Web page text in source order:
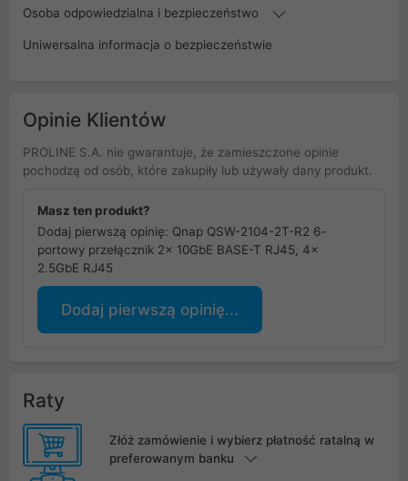
Osoba odpowiedzialna i bezpieczeństwo
Uniwersalna informacja o bezpieczeństwie
Opinie Klientów
PROLINE S.A. nie gwarantuje, że zamieszczone opinie
pochodzą od osób, które zakupiły lub używały dany produkt.
Masz ten produkt?
Dodaj pierwszą opinię: Qnap QSW-2104-2T-R2 6-
portowy przełącznik 2x 10GbE BASE-T RJ45, 4x
2.5GbE RJ45
Dodaj pierwszą opinię...
Raty
Złóż zamówienie i wybierz płatność ratalną w
preferowanym banku